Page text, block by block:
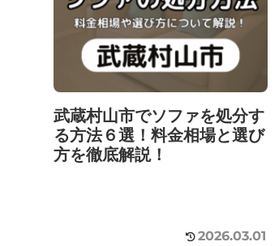
武蔵村山市でソファを処分す
る方法６選！料金相場と選び
方を徹底解説！
2026.03.01